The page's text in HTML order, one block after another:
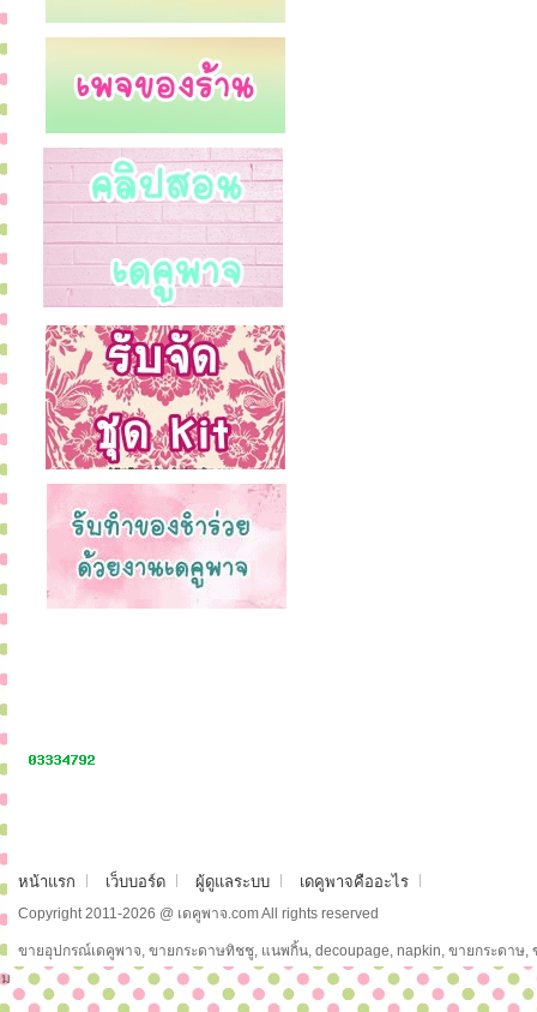
หน้าแรก เว็บบอร์ด ผู้ดูแลระบบ เดคูพาจคืออะไร
Copyright 2011-2026 @ เดคูพาจ.com All rights reserved
ขายอุปกรณ์เดคูพาจ, ขายกระดาษทิชชู, แนพกิ้น, decoupage, napkin, ขายกระดาษ
ม